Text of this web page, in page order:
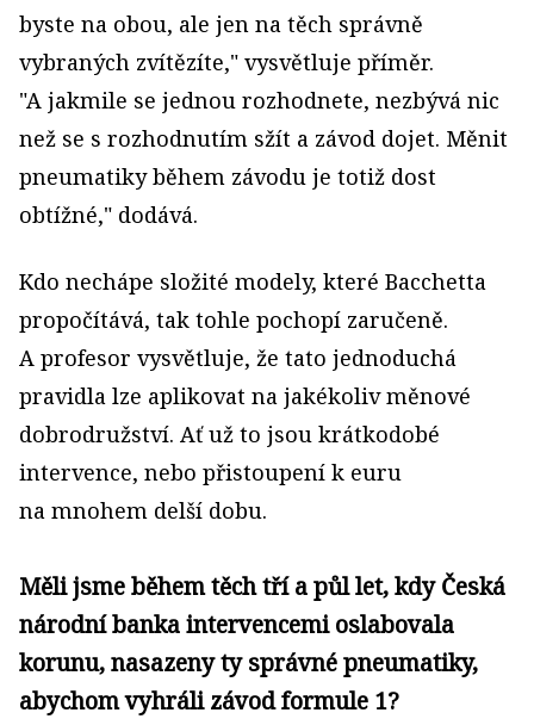
byste na obou, ale jen na těch správně
vybraných zvítězíte," vysvětluje příměr.
"A jakmile se jednou rozhodnete, nezbývá nic
než se s rozhodnutím sžít a závod dojet. Měnit
pneumatiky během závodu je totiž dost
obtížné," dodává.
Kdo nechápe složité modely, které Bacchetta
propočítává, tak tohle pochopí zaručeně.
A profesor vysvětluje, že tato jednoduchá
pravidla lze aplikovat na jakékoliv měnové
dobrodružství. Ať už to jsou krátkodobé
intervence, nebo přistoupení k euru
na mnohem delší dobu.
Měli jsme během těch tří a půl let, kdy Česká
národní banka intervencemi oslabovala
korunu, nasazeny ty správné pneumatiky,
abychom vyhráli závod formule 1?